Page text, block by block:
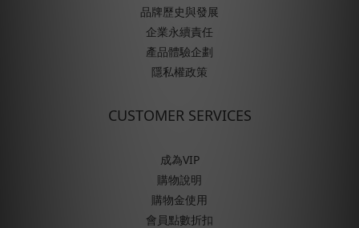
品牌歷史與發展
企業永續責任
產品體驗企劃
隱私權政策
CUSTOMER SERVICES
成為VIP
購物說明
購物金使用
會員點數折扣